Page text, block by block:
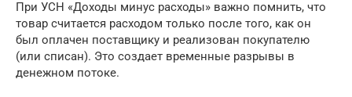
При УСН «Доходы минус расходы» важно помнить, что
товар считается расходом только после того, как он
был оплачен поставщику и реализован покупателю
(или списан). Это создает временные разрывы в
денежном потоке.